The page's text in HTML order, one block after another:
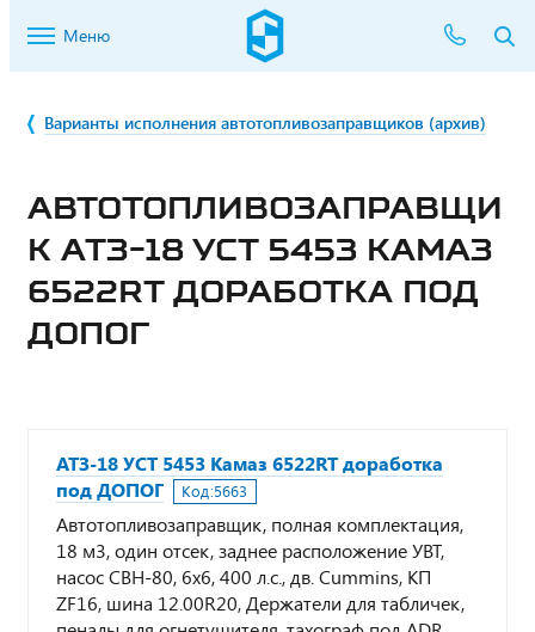
Меню
Варианты исполнения автотопливозаправщиков (архив)
АВТОТОПЛИВОЗАПРАВЩИ
К АТЗ-18 УСТ 5453 КАМАЗ
6522RТ ДОРАБОТКА ПОД
ДОПОГ
АТЗ-18 УСТ 5453 Камаз 6522RТ доработка
под ДОПОГ
Код:5663
Автотопливозаправщик, полная комплектация,
18 м3, один отсек, заднее расположение УВТ,
насос СВН-80, 6х6, 400 л.с., дв. Cummins, КП
ZF16, шина 12.00R20, Держатели для табличек,